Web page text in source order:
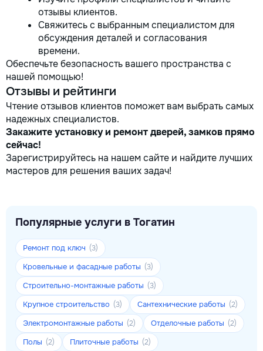
отзывы клиентов.
Свяжитесь с выбранным специалистом для
обсуждения деталей и согласования
времени.
Обеспечьте безопасность вашего пространства с
нашей помощью!
Отзывы и рейтинги
Чтение отзывов клиентов поможет вам выбрать самых
надежных специалистов.
Закажите установку и ремонт дверей, замков прямо
сейчас!
Зарегистрируйтесь на нашем сайте и найдите лучших
мастеров для решения ваших задач!
Популярные услуги в Тогатин
Ремонт под ключ (3)
Кровельные и фасадные работы (3)
Строительно-монтажные работы (3)
Крупное строительство (3) Сантехнические работы (2)
Электромонтажные работы (2) Отделочные работы (2)
Полы (2) Плиточные работы (2)